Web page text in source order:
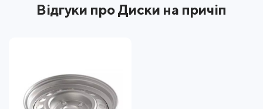
Відгуки про Диски на причіп